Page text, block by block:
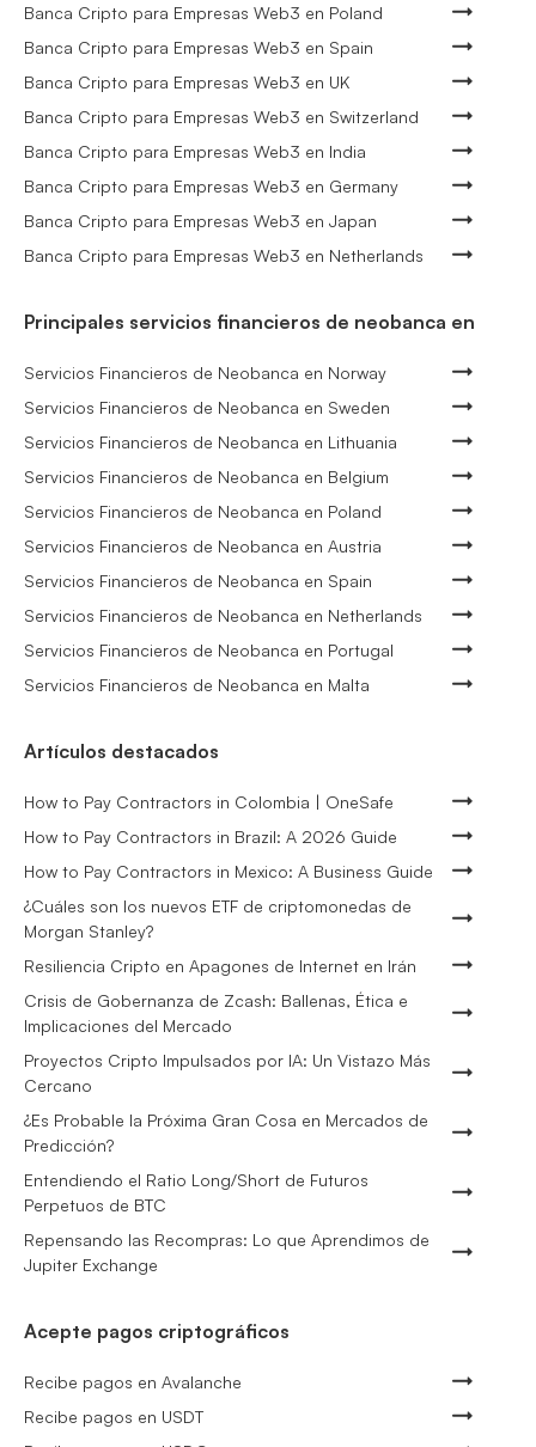
Banca Cripto para Empresas Web3 en Poland
Banca Cripto para Empresas Web3 en Spain
Banca Cripto para Empresas Web3 en UK
Banca Cripto para Empresas Web3 en Switzerland
Banca Cripto para Empresas Web3 en India
Banca Cripto para Empresas Web3 en Germany
Banca Cripto para Empresas Web3 en Japan
Banca Cripto para Empresas Web3 en Netherlands
Principales servicios financieros de neobanca en
Servicios Financieros de Neobanca en Norway
Servicios Financieros de Neobanca en Sweden
Servicios Financieros de Neobanca en Lithuania
Servicios Financieros de Neobanca en Belgium
Servicios Financieros de Neobanca en Poland
Servicios Financieros de Neobanca en Austria
Servicios Financieros de Neobanca en Spain
Servicios Financieros de Neobanca en Netherlands
Servicios Financieros de Neobanca en Portugal
Servicios Financieros de Neobanca en Malta
Artículos destacados
How to Pay Contractors in Colombia | OneSafe
How to Pay Contractors in Brazil: A 2026 Guide
How to Pay Contractors in Mexico: A Business Guide
¿Cuáles son los nuevos ETF de criptomonedas de
Morgan Stanley?
Resiliencia Cripto en Apagones de Internet en Irán
Crisis de Gobernanza de Zcash: Ballenas, Ética e
Implicaciones del Mercado
Proyectos Cripto Impulsados por IA: Un Vistazo Más
Cercano
¿Es Probable la Próxima Gran Cosa en Mercados de
Predicción?
Entendiendo el Ratio Long/Short de Futuros
Perpetuos de BTC
Repensando las Recompras: Lo que Aprendimos de
Jupiter Exchange
Acepte pagos criptográficos
Recibe pagos en Avalanche
Recibe pagos en USDT